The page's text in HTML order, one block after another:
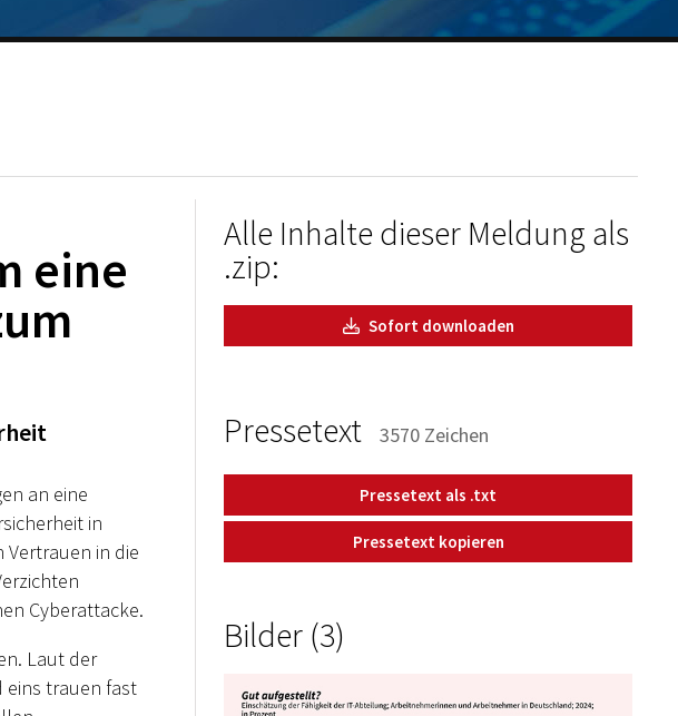
eine
an eine
in
Vertrauen in die
Cyberattacke.
Laut der
eins trauen fast
Alle Inhalte dieser Meldung als
.zip:
Sofort downloaden
Pressetext 3570 Zeichen
Pressetext als .txt
Pressetext kopieren
Bilder (3)